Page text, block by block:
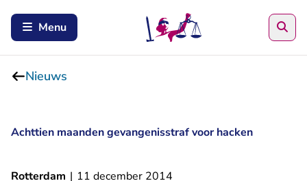
Menu
Nieuws
Achttien maanden gevangenisstraf voor hacken
Rotterdam | 11 december 2014